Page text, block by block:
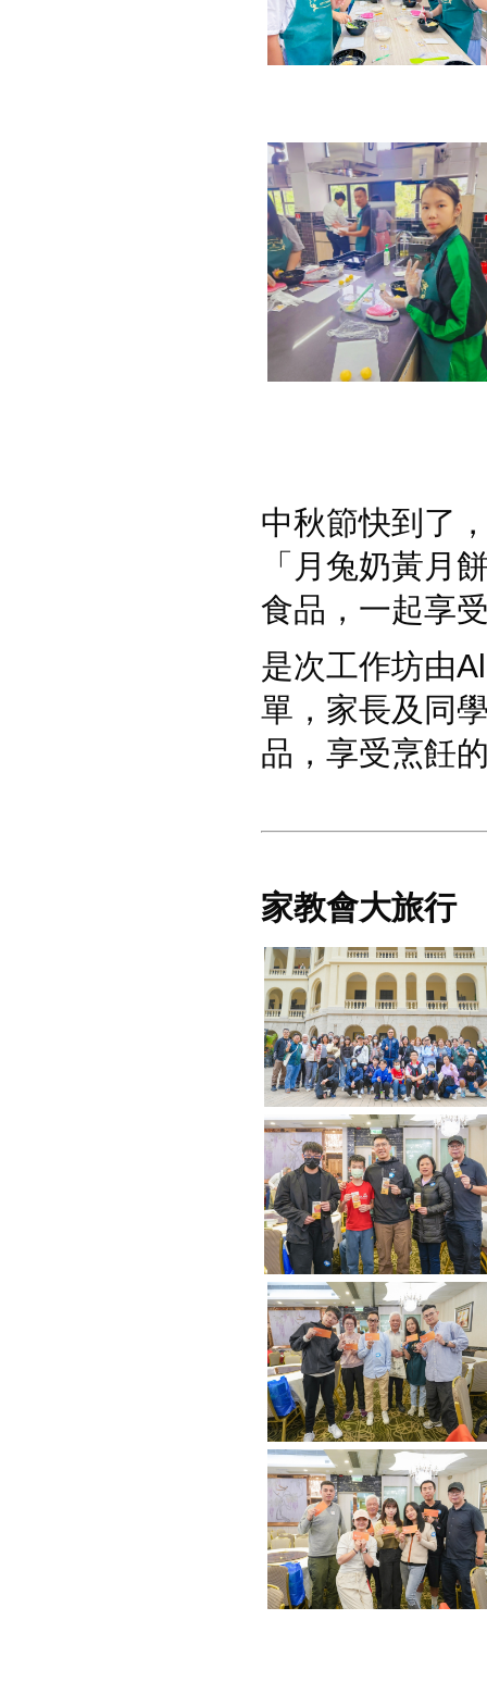
中秋節快到了
「月兔奶黃月
食品，一起享
是次工作坊由
單，家長及同
品，享受烹飪
家教會大旅行